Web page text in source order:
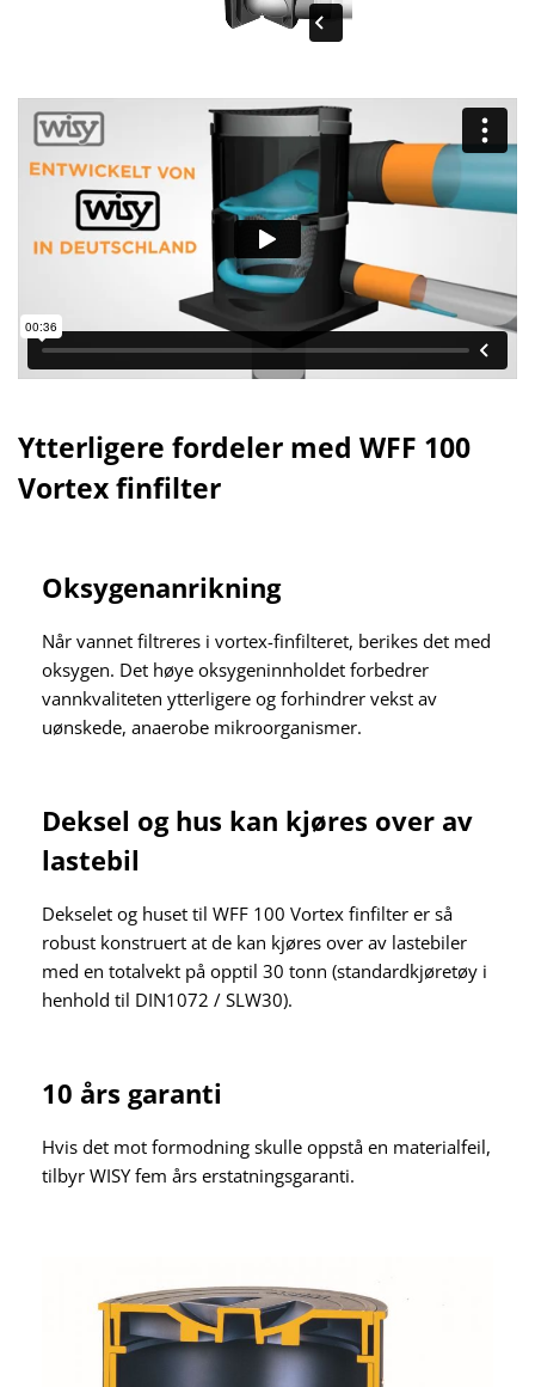
Ytterligere fordeler med WFF 100
Vortex finfilter
Oksygenanrikning
Når vannet filtreres i vortex-finfilteret, berikes det med
oksygen. Det høye oksygeninnholdet forbedrer
vannkvaliteten ytterligere og forhindrer vekst av
uønskede, anaerobe mikroorganismer.
Deksel og hus kan kjøres over av
lastebil
Dekselet og huset til WFF 100 Vortex finfilter er så
robust konstruert at de kan kjøres over av lastebiler
med en totalvekt på opptil 30 tonn (standardkjøretøy i
henhold til DIN1072 / SLW30).
10 års garanti
Hvis det mot formodning skulle oppstå en materialfeil,
tilbyr WISY fem års erstatningsgaranti.